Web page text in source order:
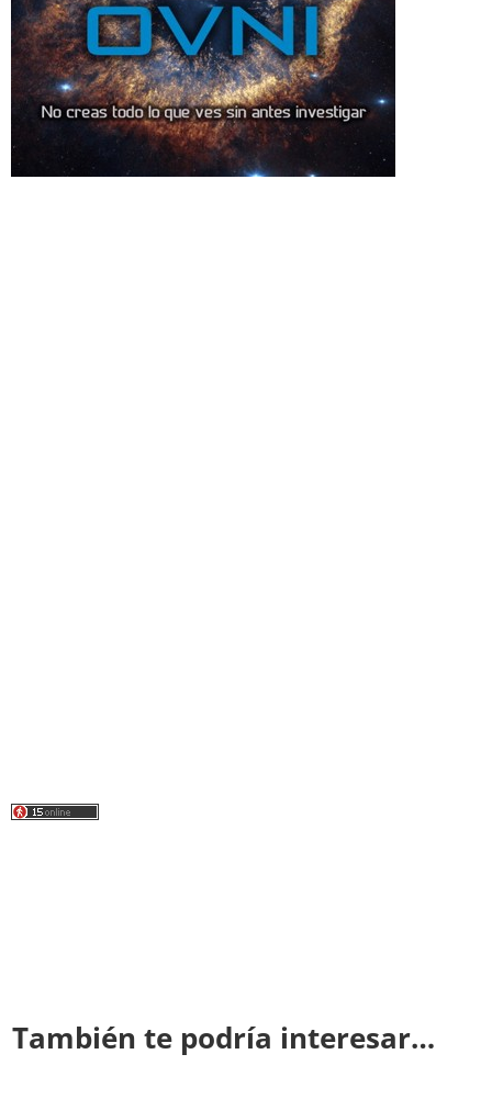
También te podría interesar…